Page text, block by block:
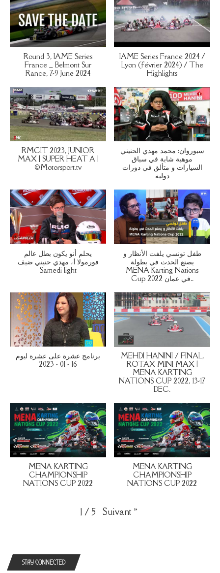
Round 3, IAME Series
France _ Belmont Sur
Rance, 7-9 June 2024
IAME Series France 2024 /
Lyon (février 2024) / The
Highlights
RMCIT 2023, JUNIOR
MAX | SUPER HEAT A |
©Motorsport.tv
سبوروان: محمد مهدي الحنيني
موهبة شابة في سباق
السيارات و متألق في دورات
دولية
يحلم أنو يكون بطل عالم
فورمولا 1، مهدي حنيني ضيف
Samedi light
طفل تونسي يلفت الأنظار و
يصنع الحدث في بطولة
MENA Karting Nations
Cup 2022 في عمان..
برنامج عشرة على عشرة ليوم
16 - 01 - 2023
MEHDI HANINI / FINAL,
ROTAX MINI MAX |
MENA KARTING
NATIONS CUP 2022, 13-17
DEC.
MENA KARTING
CHAMPIONSHIP
NATIONS CUP 2022
MENA KARTING
CHAMPIONSHIP
NATIONS CUP 2022
1 / 5 Suivant »
STAY CONNECTED